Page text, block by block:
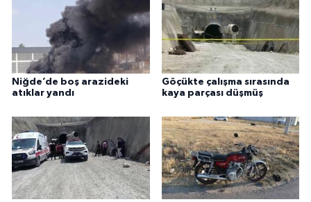
Niğde’de boş arazideki
atıklar yandı
Göçükte çalışma sırasında
kaya parçası düşmüş